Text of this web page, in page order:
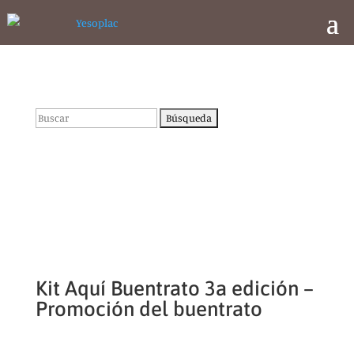
Buscar:
Kit Aquí Buentrato 3a edición –
Promoción del buentrato